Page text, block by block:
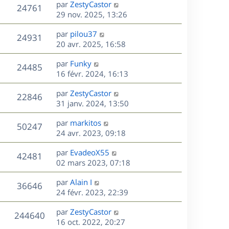
e
s
n
i
e
r
m
e
s
s
a
g
e
24761
u
D
e
r
n
i
e
r
m
e
s
s
a
g
e
par ZestyCastor
29 nov. 2025, 13:26
24931
u
D
e
r
n
i
e
r
m
e
s
s
a
g
e
par pilou37
20 avr. 2025, 16:58
24485V
u
e
s
D
e
r
n
i
e
r
m
e
s
s
a
g
e
par Funky
16 févr. 2024, 16:13
22846V
u
D
e
r
n
i
e
r
m
e
s
s
a
g
e
par ZestyCastor
31 janv. 2024, 13:50
50247V
u
D
e
r
n
i
e
r
m
e
s
s
par markitos
24 avr. 2023, 09:18
42481
u
e
s
D
e
r
n
i
e
r
m
par EvadeoX55
02 mars 2023, 07:18
36646V
u
e
D
e
r
n
i
par Alain I
24 févr. 2023, 22:39
244640V
D
e
par ZestyCastor
16 oct. 2022, 20:27